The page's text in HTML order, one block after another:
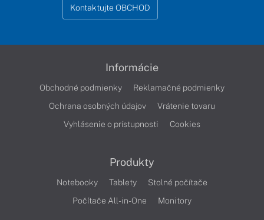
Kontaktujte OBCHOD
Informácie
Obchodné podmienky
Reklamačné podmienky
Ochrana osobných údajov
Vrátenie tovaru
Vyhlásenie o prístupnosti
Cookies
Produkty
Notebooky Tablety
Stolné počítače
Počítače All-in-One
Monitory